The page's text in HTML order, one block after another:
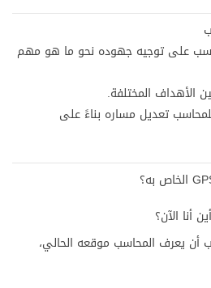
على توجيه جهوده نحو ما هو مهم
الأهداف المختلفة.
تعديل مساره بناءً على
أنا الآن؟
يعرف المحاسب موقعه الحالي،